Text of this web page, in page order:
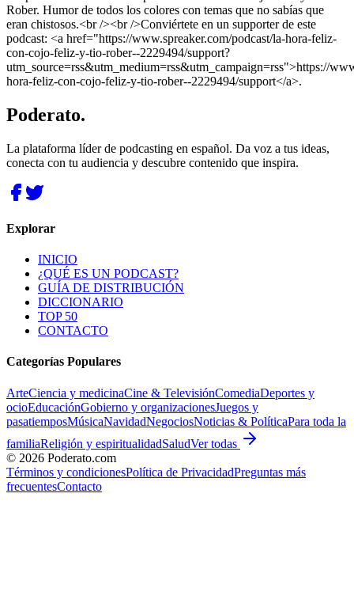
Rober. Humor de todos los colores con temas que no sabías que
eran chistosos.<br /><br />Conviértete en un supporter de este
podcast: <a href="https://www.spreaker.com/podcast/la-hora-feliz-
con-cojo-feliz-y-tio-rober--2229494/support?
utm_source=rss&utm_medium=rss&utm_campaign=rss">https://
hora-feliz-con-cojo-feliz-y-tio-rober--2229494/support</a>.
Poderato.
La plataforma líder de podcasting en español. Da voz a tus ideas,
conecta con tu audiencia y descubre contenido que inspira.
Explorar
INICIO
¿QUÉ ES UN PODCAST?
GUÍA DE DISTRIBUCIÓN
DICCIONARIO
TOP 50
CONTACTO
Categorías Populares
ArteCiencia y medicinaCine & TelevisiónComediaDeportes y
ocioEducaciónGobierno y organizacionesJuegos y
pasatiemposMúsicaNavidadNegociosNoticias & PolíticaPara toda la
familiaReligión y espiritualidadSaludVer todas
© 2026 Poderato.com
Términos y condicionesPolítica de PrivacidadPreguntas más
frecuentesContacto